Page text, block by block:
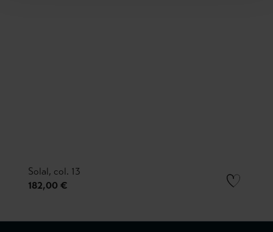
Solal, col. 13
182,00 €